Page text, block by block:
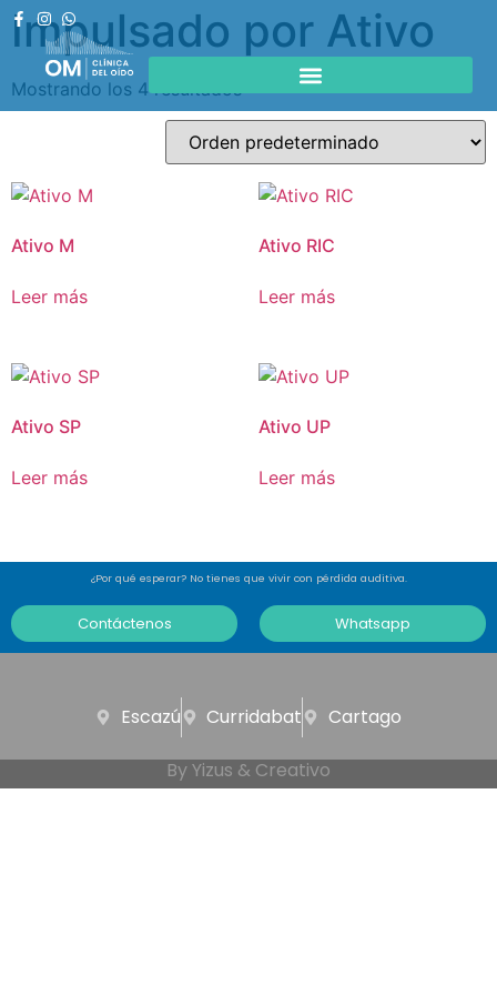
Impulsado por Ativo
Mostrando los 4 resultados
Ativo M
Leer más
Ativo RIC
Leer más
Ativo SP
Leer más
Ativo UP
Leer más
¿Por qué esperar? No tienes que vivir con pérdida auditiva.
Contáctenos Whatsapp
Escazú Curridabat Cartago
By Yizus & Creativo